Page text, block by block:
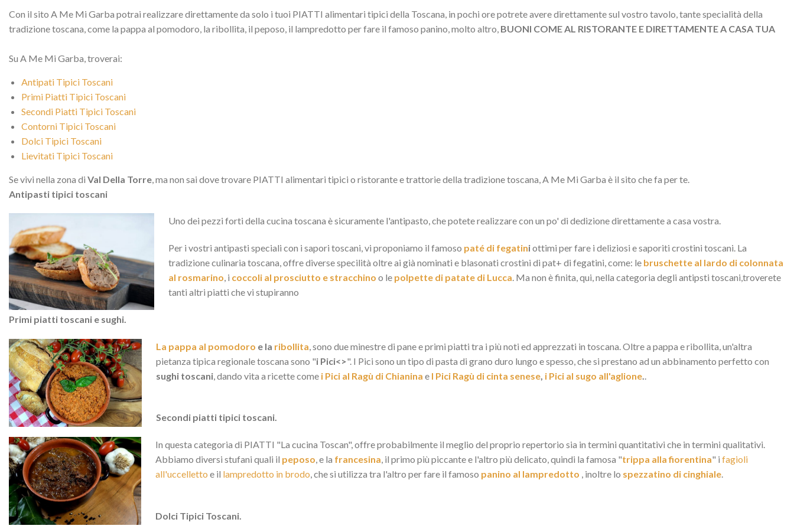
Con il sito A Me Mi Garba potrai realizzare direttamente da solo i tuoi PIATTI alimentari tipici della Toscana, in pochi ore potrete avere direttamente sul vostro tavolo, tante specialità della
tradizione toscana, come la pappa al pomodoro, la ribollita, il peposo, il lampredotto per fare il famoso panino, molto altro, BUONI COME AL RISTORANTE E DIRETTAMENTE A CASA TUA
Su A Me Mi Garba, troverai:
Antipati Tipici Toscani
Primi Piatti Tipici Toscani
Secondi Piatti Tipici Toscani
Contorni Tipici Toscani
Dolci Tipici Toscani
Lievitati Tipici Toscani
Se vivi nella zona di Val Della Torre , ma non sai dove trovare PIATTI alimentari tipici o ristorante e trattorie della tradizione toscana, A Me Mi Garba è il sito che fa per te.
Antipasti tipici toscani
Uno dei pezzi forti della cucina toscana è sicuramente l'antipasto, che potete realizzare con un po' di dedizione direttamente a casa vostra.
Per i vostri antipasti speciali con i sapori toscani, vi proponiamo il famoso paté di fegatiniottimi per fare i deliziosi e saporiti crostini toscani. La
tradizione culinaria toscana, offre diverse specilità oltre ai già nominati e blasonati crostini di pat+ di fegatini, come: le bruschette al lardo di colonnata
al rosmarino, i coccoli al prosciutto e stracchino o le polpette di patate di Lucca. Ma non è finita, qui, nella categoria degli antipsti toscani,troverete
tanti altri piatti che vi stupiranno
Primi piatti toscani e sughi.
La pappa al pomodoro e la ribollita , sono due minestre di pane e primi piatti tra i più noti ed apprezzati in toscana. Oltre a pappa e ribollita, un'altra
pietanza tipica regionale toscana sono "i Pici<>". I Pici sono un tipo di pasta di grano duro lungo e spesso, che si prestano ad un abbinamento perfetto con
sughi toscani , dando vita a ricette come i Pici al Ragù di Chianina e I Pici Ragù di cinta senese i Pici al sugo all'aglione
Secondi piatti tipici toscani.
In questa categoria di PIATTI "La cucina Toscan", offre probabilmente il meglio del proprio repertorio sia in termini quantitativi che in termini qualitativi.
Abbiamo diversi stufani quali il peposo, e la francesina, il primo più piccante e l'altro più delicato, quindi la famosa "trippa alla fiorentina" i fagioli
all'uccelletto e il lampredotto in brodo, che si utilizza tra l'altro per fare il famoso panino al lampredotto , inoltre lo spezzatino di cinghiale.
Dolci Tipici Toscani.